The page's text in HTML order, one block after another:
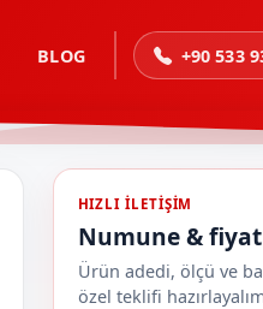
BLOG +90 533
HIZLI ILETIŞIM
Numune &
Ürün adedi, ölçü ve
özel teklifi